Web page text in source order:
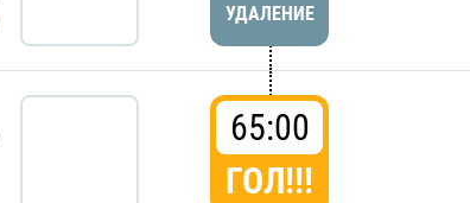
УДАЛЕНИЕ
65:00
ГОЛ!!!